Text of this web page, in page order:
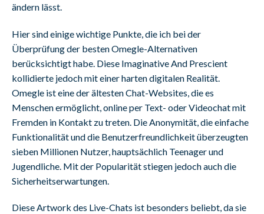
ändern lässt.
Hier sind einige wichtige Punkte, die ich bei der
Überprüfung der besten Omegle-Alternativen
berücksichtigt habe. Diese Imaginative And Prescient
kollidierte jedoch mit einer harten digitalen Realität.
Omegle ist eine der ältesten Chat-Websites, die es
Menschen ermöglicht, online per Text- oder Videochat mit
Fremden in Kontakt zu treten. Die Anonymität, die einfache
Funktionalität und die Benutzerfreundlichkeit überzeugten
sieben Millionen Nutzer, hauptsächlich Teenager und
Jugendliche. Mit der Popularität stiegen jedoch auch die
Sicherheitserwartungen.
Diese Artwork des Live-Chats ist besonders beliebt, da sie